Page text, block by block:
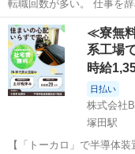
転職回数が多い。 仕事を
も、これから安定して働く意思を重視
空調設備に使われる部品の検査です。 ・キズや
品のサ...
千葉 千葉市 工場
≪寮無
系工場
時給
日払い
株式会社
塚田駅
【「トーカロ」で半導体